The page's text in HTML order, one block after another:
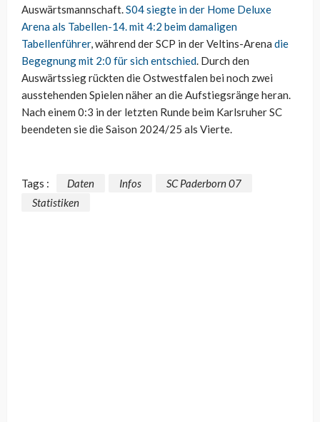
Auswärtsmannschaft.S04 siegte in der Home Deluxe
Arena als Tabellen-14. mit 4:2 beim damaligen
Tabellenführer, während der SCP in der Veltins-Arena die
Begegnung mit 2:0 für sich entschied. Durch den
Auswärtssieg rückten die Ostwestfalen bei noch zwei
ausstehenden Spielen näher an die Aufstiegsränge heran.
Nach einem 0:3 in der letzten Runde beim Karlsruher SC
beendeten sie die Saison 2024/25 als Vierte.
Tags : Daten Infos
SC Paderborn 07
Statistiken